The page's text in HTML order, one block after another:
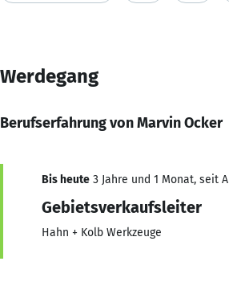
Werdegang
Berufserfahrung von Marvin Ocker
Bis heute 3 Jahre und 1 Monat, seit
Gebietsverkaufsleiter
Hahn + Kolb Werkzeuge